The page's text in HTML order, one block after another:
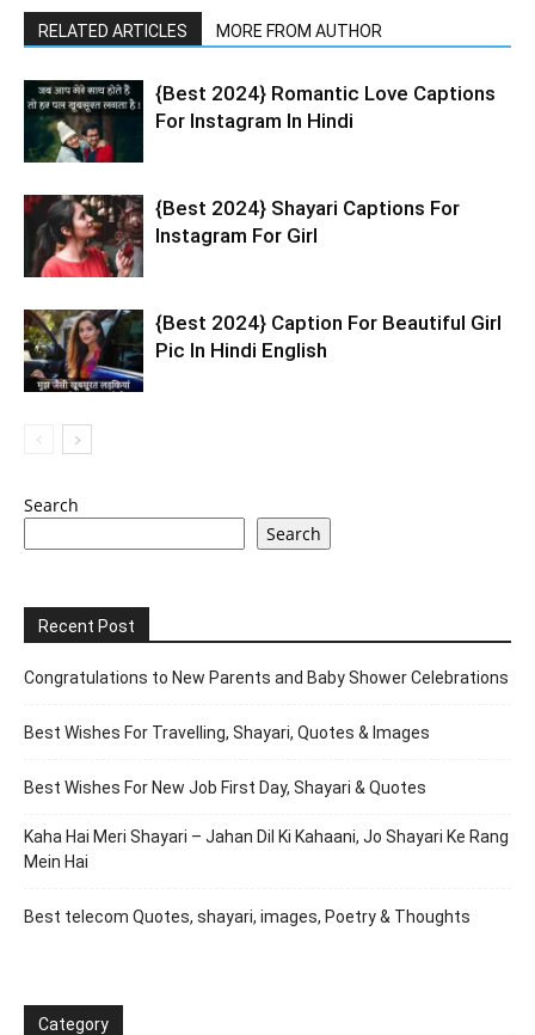
RELATED ARTICLES MORE FROM AUTHOR
{Best 2024} Romantic Love Captions
For Instagram In Hindi
{Best 2024} Shayari Captions For
Instagram For Girl
{Best 2024} Caption For Beautiful Girl
Pic In Hindi English
Search
Search
Recent Post
Congratulations to New Parents and Baby Shower Celebrations
Best Wishes For Travelling, Shayari, Quotes & Images
Best Wishes For New Job First Day, Shayari & Quotes
Kaha Hai Meri Shayari – Jahan Dil Ki Kahaani, Jo Shayari Ke Rang
Mein Hai
Best telecom Quotes, shayari, images, Poetry & Thoughts
Category